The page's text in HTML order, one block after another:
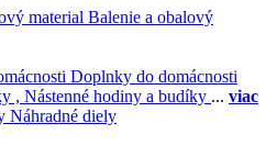
Balenie a obalový
Doplnky do domácnosti
, Nástenné hodiny a budíky ... viac
Náhradné diely